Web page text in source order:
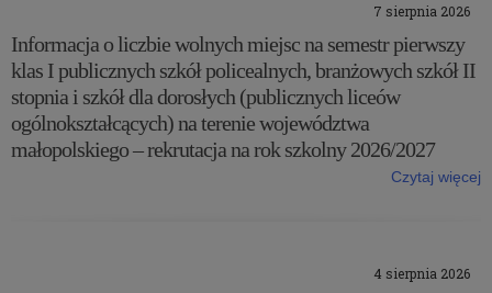
Rekrutacja
do
szkół
7 sierpnia 2026
Informacja o liczbie wolnych miejsc na semestr pierwszy
klas I publicznych szkół policealnych, branżowych szkół II
stopnia i szkół dla dorosłych (publicznych liceów
ogólnokształcących) na terenie województwa
małopolskiego – rekrutacja na rok szkolny 2026/2027
Czytaj więcej
województwa małopolskiego – rekrutacja na rok szkolny 2026/2027
4 sierpnia 2026